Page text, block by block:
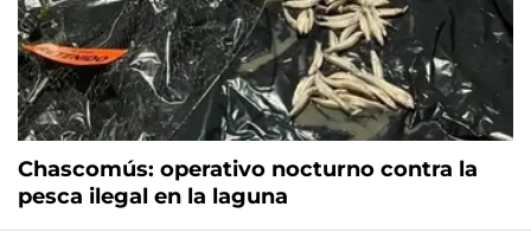
Chascomús: operativo nocturno contra la
pesca ilegal en la laguna